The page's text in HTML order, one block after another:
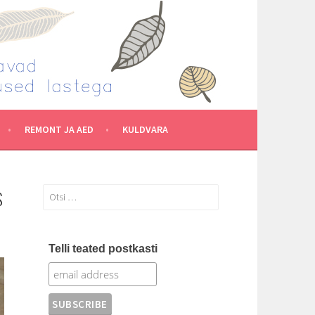
REMONT JA AED KULDVARA
Otsi:
Telli teated postkasti